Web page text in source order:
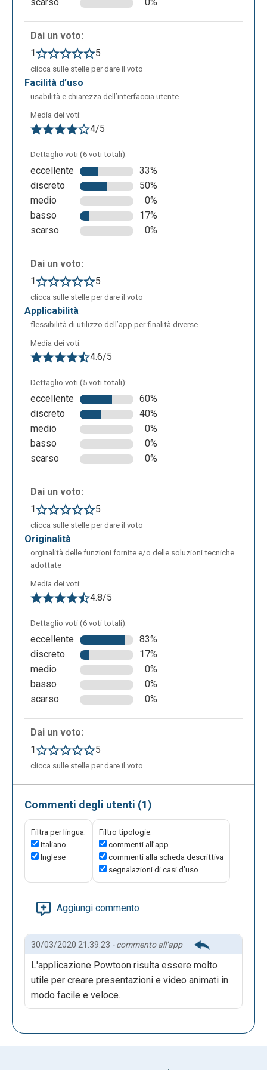
condiviso direttamente online.
Powtoon può essere utilizzata in ambito didattico
per:
creare video e videopresentazioni arricchite da
elementi grafici, animazioni e audio;
progettare attività creative e contenuti animati
per aumentare il coinvolgimento degli studenti;
complessi attraverso storytelling visivo;
didattica digitale e a distanza.
Dai un voto:
1
5
clicca sulle stelle per dare il voto
facilità d’uso
usabilità e chiarezza dell’interfaccia utente
Media dei voti:
4/5
Dettaglio voti (6 voti totali):
eccellente
33%
discreto
50%
medio
0%
basso
17%
scarso
0%
Dai un voto:
1
5
clicca sulle stelle per dare il voto
applicabilità
flessibilità di utilizzo dell’app per finalità diverse
Media dei voti:
4.6/5
Dettaglio voti (5 voti totali):
eccellente
60%
discreto
40%
medio
0%
basso
0%
scarso
0%
Dai un voto:
1
5
clicca sulle stelle per dare il voto
originalità
orginalità delle funzioni fornite e/o delle soluzioni tecniche
adottate
Media dei voti:
4.8/5
Dettaglio voti (6 voti totali):
eccellente
83%
discreto
17%
medio
0%
basso
0%
scarso
0%
Dai un voto:
1
5
clicca sulle stelle per dare il voto
Commenti degli utenti (1)
Filtra per lingua:
Italiano
Inglese
Filtro tipologie:
commenti all’app
commenti alla scheda descrittiva
segnalazioni di casi d’uso
Aggiungi commento
30/03/2020 21:39:23 - commento all’app
L'applicazione Powtoon risulta essere molto
utile per creare presentazioni e video animati in
modo facile e veloce.